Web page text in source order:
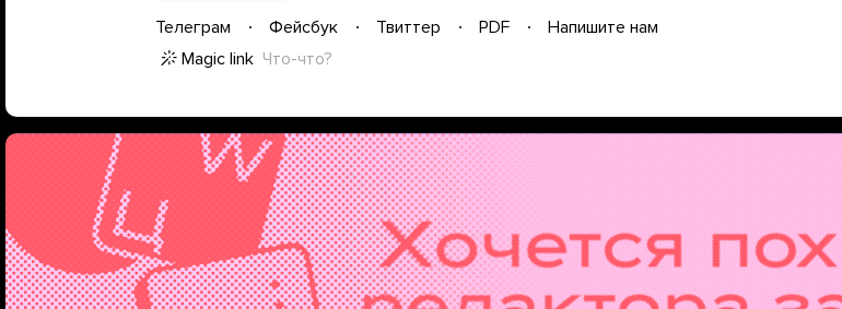
Телеграм Фейсбук Твиттер PDF
Напишите нам
Magic link Что-что?